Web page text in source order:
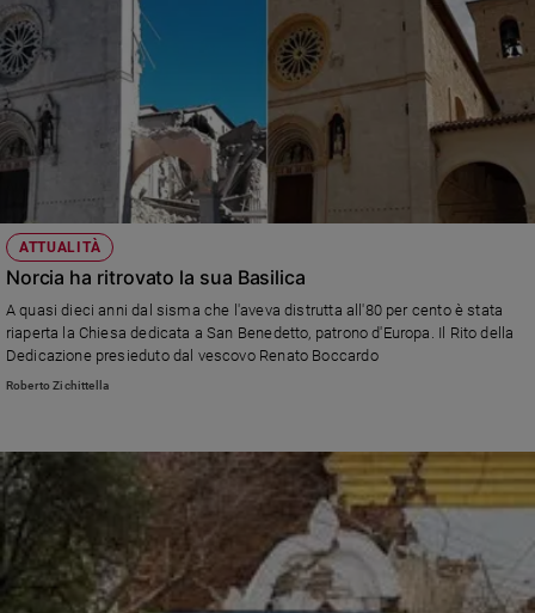
fede
Parola
del
giorno
Santo
del
Società
e
valori
Ambiente
e
Aziende
di
Caso
settimana
ATTUALITÀ
Norcia ha ritrovato la sua Basilica
A quasi dieci anni dal sisma che l'aveva distrutta all'80 per cento è stata
riaperta la Chiesa dedicata a San Benedetto, patrono d'Europa. Il Rito della
Dedicazione presieduto dal vescovo Renato Boccardo
Roberto Zichittella